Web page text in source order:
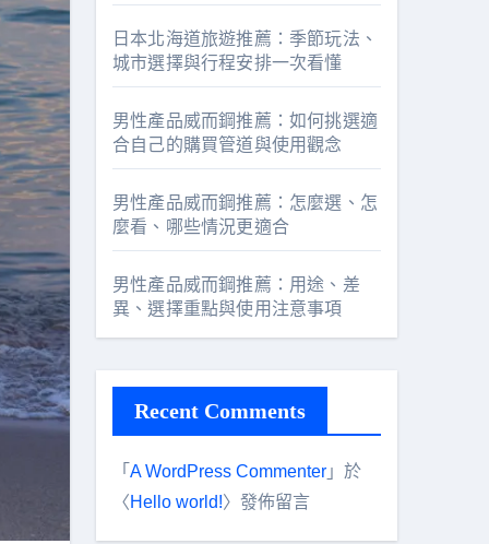
日本北海道旅遊推薦：季節玩法、
城市選擇與行程安排一次看懂
男性產品威而鋼推薦：如何挑選適
合自己的購買管道與使用觀念
男性產品威而鋼推薦：怎麼選、怎
麼看、哪些情況更適合
男性產品威而鋼推薦：用途、差
異、選擇重點與使用注意事項
Recent Comments
「 A WordPress Commenter 」於
〈Hello world!〉發佈留言